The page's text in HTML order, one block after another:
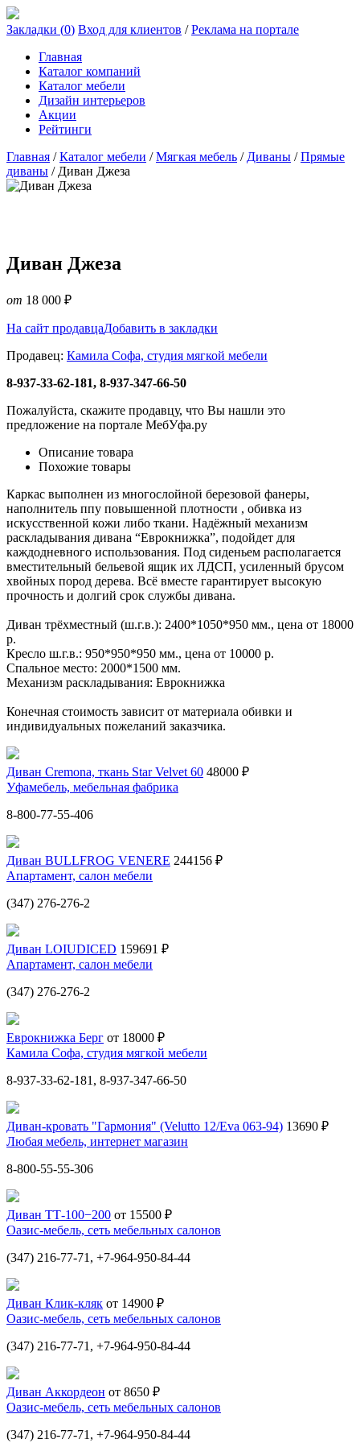
Закладки (0) Вход для клиентов /Реклама на портале
Главная
Каталог компаний
Каталог мебели
Дизайн интерьеров
Акции
Рейтинги
Главная /Каталог мебели /Мягкая мебель / Диваны /Прямые
диваны / Диван Джеза
Диван Джеза
от 18 000 ₽
На сайт продавцаДобавить в закладки
Продавец: Камила Софа, студия мягкой мебели
8-937-33-62-181, 8-937-347-66-50
Пожалуйста, скажите продавцу, что Вы нашли это
предложение на портале МебУфа.ру
Описание товара
Похожие товары
Каркас выполнен из многослойной березовой фанеры,
наполнитель ппу повышенной плотности , обивка из
искусственной кожи либо ткани. Надёжный механизм
раскладывания дивана “Еврокнижка”, подойдет для
каждодневного использования. Под сиденьем располагается
вместительный бельевой ящик их ЛДСП, усиленный брусом
хвойных пород дерева. Всё вместе гарантирует высокую
прочность и долгий срок службы дивана.
Диван трёхместный (ш.г.в.): 2400*1050*950 мм., цена от 18000
р.
Кресло ш.г.в.: 950*950*950 мм., цена от 10000 р.
Спальное место: 2000*1500 мм.
Механизм раскладывания: Еврокнижка
Конечная стоимость зависит от материала обивки и
индивидуальных пожеланий заказчика.
Диван Cremona, ткань Star Velvet 60 48000 ₽
Уфамебель, мебельная фабрика
8-800-77-55-406
Диван BULLFROG VENERE 244156 ₽
Апартамент, салон мебели
(347) 276-276-2
Диван LOIUDICED 159691 ₽
Апартамент, салон мебели
(347) 276-276-2
Еврокнижка Берг от 18000 ₽
Камила Софа, студия мягкой мебели
8-937-33-62-181, 8-937-347-66-50
Диван-кровать "Гармония" (Velutto 12/Eva 063-94) 13690 ₽
Любая мебель, интернет магазин
8-800-55-55-306
Диван ТТ-100−200 от 15500 ₽
Оазис-мебель, сеть мебельных салонов
(347) 216-77-71, +7-964-950-84-44
Диван Клик-кляк от 14900 ₽
Оазис-мебель, сеть мебельных салонов
(347) 216-77-71, +7-964-950-84-44
Диван Аккордеон от 8650 ₽
Оазис-мебель, сеть мебельных салонов
(347) 216-77-71, +7-964-950-84-44